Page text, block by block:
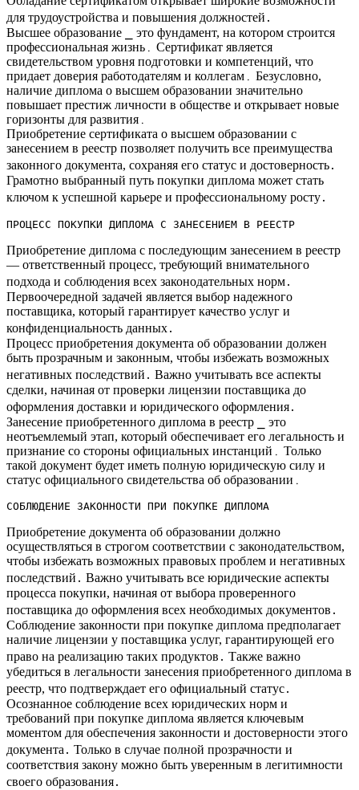
для трудоустройства и повышения должностей․
Высшее образование ⎯ это фундамент, на котором строится
профессиональная жизнь․ Сертификат является
свидетельством уровня подготовки и компетенций, что
придает доверия работодателям и коллегам․ Безусловно,
наличие диплома о высшем образовании значительно
повышает престиж личности в обществе и открывает новые
горизонты для развития․
Приобретение сертификата о высшем образовании с
занесением в реестр позволяет получить все преимущества
законного документа, сохраняя его статус и достоверность․
Грамотно выбранный путь покупки диплома может стать
ключом к успешной карьере и профессиональному росту․
ПРОЦЕСС ПОКУПКИ ДИПЛОМА С ЗАНЕСЕНИЕМ В РЕЕСТР
Приобретение диплома с последующим занесением в реестр
— ответственный процесс, требующий внимательного
подхода и соблюдения всех законодательных норм․
Первоочередной задачей является выбор надежного
поставщика, который гарантирует качество услуг и
конфиденциальность данных․
Процесс приобретения документа об образовании должен
быть прозрачным и законным, чтобы избежать возможных
негативных последствий․ Важно учитывать все аспекты
сделки, начиная от проверки лицензии поставщика до
оформления доставки и юридического оформления․
Занесение приобретенного диплома в реестр ⎯ это
неотъемлемый этап, который обеспечивает его легальность и
признание со стороны официальных инстанций․ Только
такой документ будет иметь полную юридическую силу и
статус официального свидетельства об образовании․
СОБЛЮДЕНИЕ ЗАКОННОСТИ ПРИ ПОКУПКЕ ДИПЛОМА
Приобретение документа об образовании должно
осуществляться в строгом соответствии с законодательством,
чтобы избежать возможных правовых проблем и негативных
последствий․ Важно учитывать все юридические аспекты
процесса покупки, начиная от выбора проверенного
поставщика до оформления всех необходимых документов․
Соблюдение законности при покупке диплома предполагает
наличие лицензии у поставщика услуг, гарантирующей его
право на реализацию таких продуктов․ Также важно
убедиться в легальности занесения приобретенного диплома в
реестр, что подтверждает его официальный статус․
Осознанное соблюдение всех юридических норм и
требований при покупке диплома является ключевым
моментом для обеспечения законности и достоверности этого
документа․ Только в случае полной прозрачности и
соответствия закону можно быть уверенным в легитимности
своего образования․